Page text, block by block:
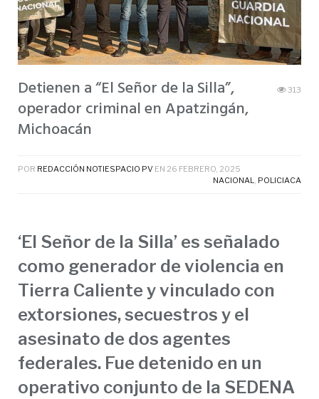
Detienen a “El Señor de la Silla”,
operador criminal en Apatzingán,
Michoacán
313
POR REDACCIÓN NOTIESPACIO PV EN 26 FEBRERO, 2025
NACIONAL, POLICIACA
‘El Señor de la Silla’ es señalado
como generador de violencia en
Tierra Caliente y vinculado con
extorsiones, secuestros y el
asesinato de dos agentes
federales. Fue detenido en un
operativo conjunto de la SEDENA